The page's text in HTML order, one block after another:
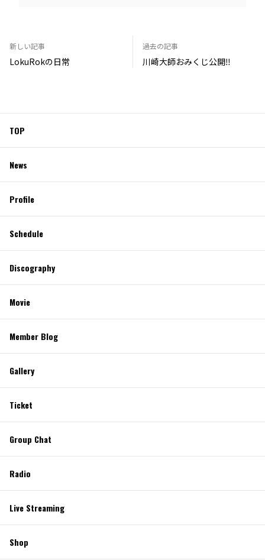
新しい記事
LokuRokの日常
過去の記事
川崎大師おみくじ公開‼︎
TOP
News
Profile
Schedule
Discography
Movie
Member Blog
Gallery
Ticket
Group Chat
Radio
Live Streaming
Shop